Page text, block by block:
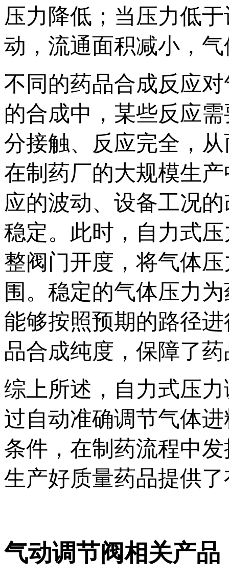
压力降低；当压力低
动，流通面积减小，
不同的药品合成反应
的合成中，某些反应
分接触、反应完全，
在制药厂的大规模生
应的波动、设备工况
稳定。此时，自力式
整阀门开度，将气体
围。稳定的气体压力
能够按照预期的路径
品合成纯度，保障了
综上所述，自力式压
过自动准确调节气体
条件，在制药流程中
生产好质量药品提供
气动调节阀相关产品